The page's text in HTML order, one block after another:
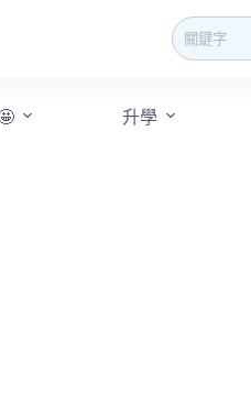
升學